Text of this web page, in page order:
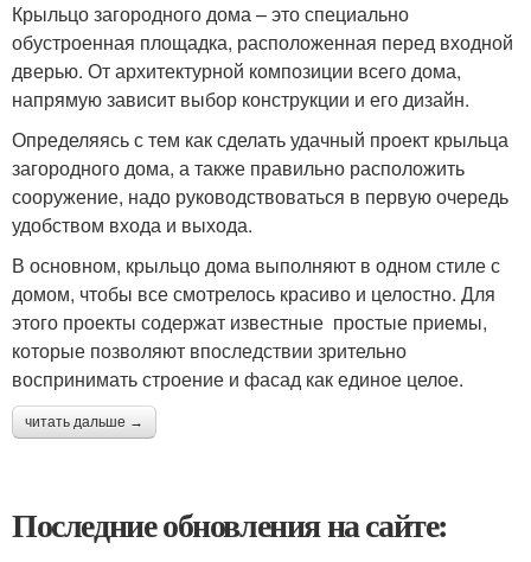
Крыльцо загородного дома – это специально
обустроенная площадка, расположенная перед входной
дверью. От архитектурной композиции всего дома,
напрямую зависит выбор конструкции и его дизайн.
Определяясь с тем как сделать удачный проект крыльца
загородного дома, а также правильно расположить
сооружение, надо руководствоваться в первую очередь
удобством входа и выхода.
В основном, крыльцо дома выполняют в одном стиле с
домом, чтобы все смотрелось красиво и целостно. Для
этого проекты содержат известные простые приемы,
которые позволяют впоследствии зрительно
воспринимать строение и фасад как единое целое.
читать дальше →
Последние обновления на сайте: